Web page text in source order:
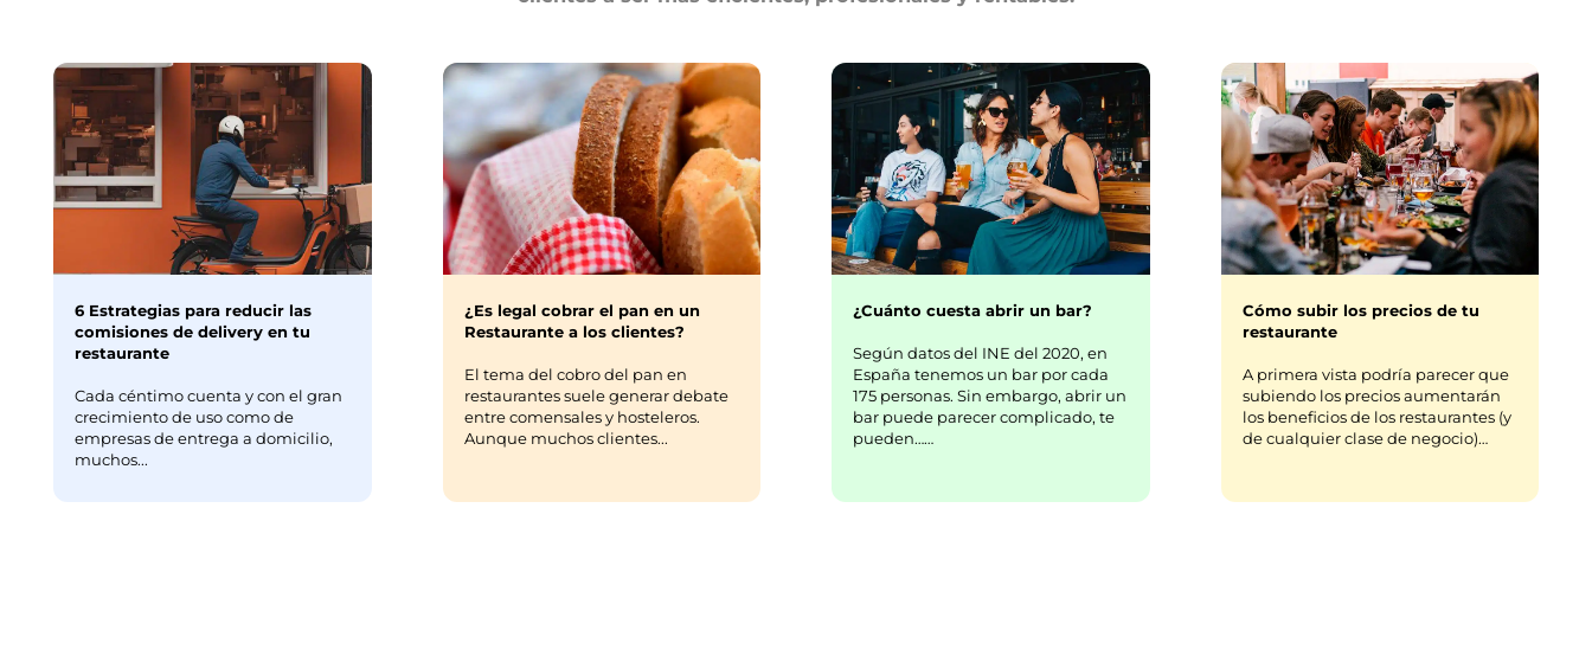
6 Estrategias para reducir las
comisiones de delivery en tu
restaurante
Cada céntimo cuenta y con el gran
crecimiento de uso como de
empresas de entrega a domicilio,
muchos...
¿Es legal cobrar el pan en un
Restaurante a los clientes?
El tema del cobro del pan en
restaurantes suele generar debate
entre comensales y hosteleros.
Aunque muchos clientes...
¿Cuánto cuesta abrir un bar?
Según datos del INE del 2020, en
España tenemos un bar por cada
175 personas. Sin embargo, abrir un
bar puede parecer complicado, te
pueden……
Cómo subir los precios de tu
restaurante
A primera vista podría parecer que
subiendo los precios aumentarán
los beneficios de los restaurantes (y
de cualquier clase de negocio)…